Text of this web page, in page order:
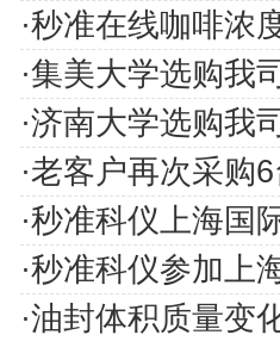
·秒准在线咖啡浓
·集美大学选购我
·济南大学选购我
·老客户再次采购
·秒准科仪上海国
·秒准科仪参加上
·油封体积质量变